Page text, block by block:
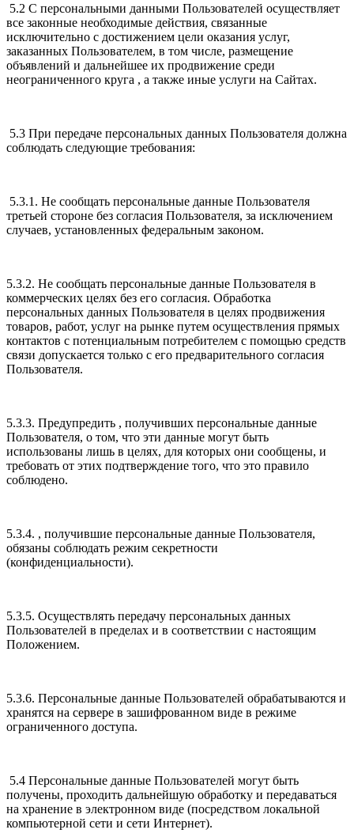
5.2 С персональными данными Пользователей осуществляет
все законные необходимые действия, связанные
исключительно с достижением цели оказания услуг,
заказанных Пользователем, в том числе, размещение
объявлений и дальнейшее их продвижение среди
неограниченного круга , а также иные услуги на Сайтах.
5.3 При передаче персональных данных Пользователя должна
соблюдать следующие требования:
5.3.1. Не сообщать персональные данные Пользователя
третьей стороне без согласия Пользователя, за исключением
случаев, установленных федеральным законом.
5.3.2. Не сообщать персональные данные Пользователя в
коммерческих целях без его согласия. Обработка
персональных данных Пользователя в целях продвижения
товаров, работ, услуг на рынке путем осуществления прямых
контактов с потенциальным потребителем с помощью средств
связи допускается только с его предварительного согласия
Пользователя.
5.3.3. Предупредить , получивших персональные данные
Пользователя, о том, что эти данные могут быть
использованы лишь в целях, для которых они сообщены, и
требовать от этих подтверждение того, что это правило
соблюдено.
5.3.4. , получившие персональные данные Пользователя,
обязаны соблюдать режим секретности
(конфиденциальности).
5.3.5. Осуществлять передачу персональных данных
Пользователей в пределах и в соответствии с настоящим
Положением.
5.3.6. Персональные данные Пользователей обрабатываются и
хранятся на сервере в зашифрованном виде в режиме
ограниченного доступа.
5.4 Персональные данные Пользователей могут быть
получены, проходить дальнейшую обработку и передаваться
на хранение в электронном виде (посредством локальной
компьютерной сети и сети Интернет).